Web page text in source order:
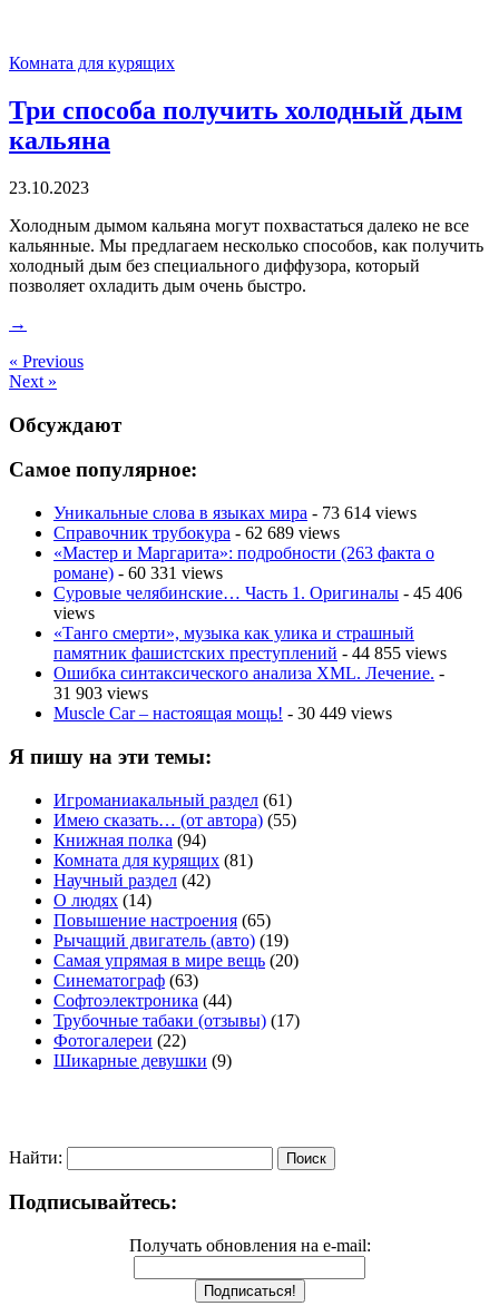
Комната для курящих
Три способа получить холодный дым
кальяна
23.10.2023
Холодным дымом кальяна могут похвастаться далеко не все
кальянные. Мы предлагаем несколько способов, как получить
холодный дым без специального диффузора, который
позволяет охладить дым очень быстро.
→
« Previous
Next »
Обсуждают
Самое популярное:
Уникальные слова в языках мира - 73 614 views
Справочник трубокура - 62 689 views
«Мастер и Маргарита»: подробности (263 факта о
романе) - 60 331 views
Суровые челябинские… Часть 1. Оригиналы - 45 406
views
«Танго смерти», музыка как улика и страшный
памятник фашистских преступлений - 44 855 views
Ошибка синтаксического анализа XML. Лечение. -
31 903 views
Muscle Car – настоящая мощь! - 30 449 views
Я пишу на эти темы:
Игроманиакальный раздел (61)
Имею сказать… (от автора) (55)
Книжная полка (94)
Комната для курящих (81)
Научный раздел (42)
О людях (14)
Повышение настроения (65)
Рычащий двигатель (авто) (19)
Самая упрямая в мире вещь (20)
Синематограф (63)
Софтоэлектроника (44)
Трубочные табаки (отзывы) (17)
Фотогалереи (22)
Шикарные девушки (9)
Найти:
Подписывайтесь:
Получать обновления на e-mail: